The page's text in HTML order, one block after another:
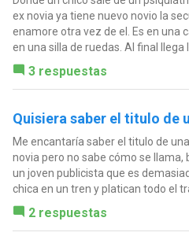
ex novia ya tiene nuevo novio la
enamore otra vez de el. Es en una
en una silla de ruedas. Al final llega
3 respuestas
Quisiera saber el titulo de
Me encantaría saber el titulo de
novia pero no sabe cómo se
un joven publicista que es
chica en un tren y platican todo el
2 respuestas